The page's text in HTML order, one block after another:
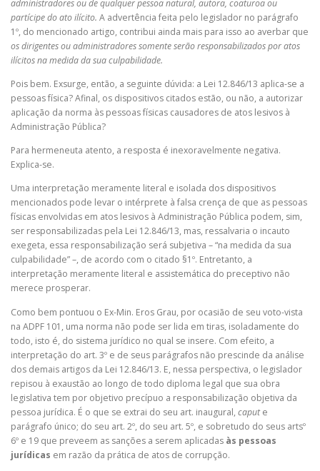
administradores ou de qualquer pessoa natural, autora, coaturoa ou
partícipe do ato ilícito. A advertência feita pelo legislador no parágrafo
1º, do mencionado artigo, contribui ainda mais para isso ao averbar que
os dirigentes ou administradores somente serão responsabilizados por atos
ilícitos na medida da sua culpabilidade.
Pois bem. Exsurge, então, a seguinte dúvida: a Lei 12.846/13 aplica-se a
pessoas física? Afinal, os dispositivos citados estão, ou não, a autorizar
aplicação da norma às pessoas físicas causadores de atos lesivos à
Administração Pública?
Para hermeneuta atento, a resposta é inexoravelmente negativa.
Explica-se.
Uma interpretação meramente literal e isolada dos dispositivos
mencionados pode levar o intérprete à falsa crença de que as pessoas
físicas envolvidas em atos lesivos à Administração Pública podem, sim,
ser responsabilizadas pela Lei 12.846/13, mas, ressalvaria o incauto
exegeta, essa responsabilização será subjetiva – “na medida da sua
culpabilidade” –, de acordo com o citado §1º. Entretanto, a
interpretação meramente literal e assistemática do preceptivo não
merece prosperar.
Como bem pontuou o Ex-Min. Eros Grau, por ocasião de seu voto-vista
na ADPF 101, uma norma não pode ser lida em tiras, isoladamente do
todo, isto é, do sistema jurídico no qual se insere. Com efeito, a
interpretação do art. 3º e de seus parágrafos não prescinde da análise
dos demais artigos da Lei 12.846/13. E, nessa perspectiva, o legislador
repisou à exaustão ao longo de todo diploma legal que sua obra
legislativa tem por objetivo precípuo a responsabilização objetiva da
pessoa jurídica. É o que se extrai do seu art. inaugural, capute
parágrafo único; do seu art. 2º, do seu art. 5º, e sobretudo do seus artsº
6º e 19 que preveem as sanções a serem aplicadas às pessoas
jurídicas em razão da prática de atos de corrupção.